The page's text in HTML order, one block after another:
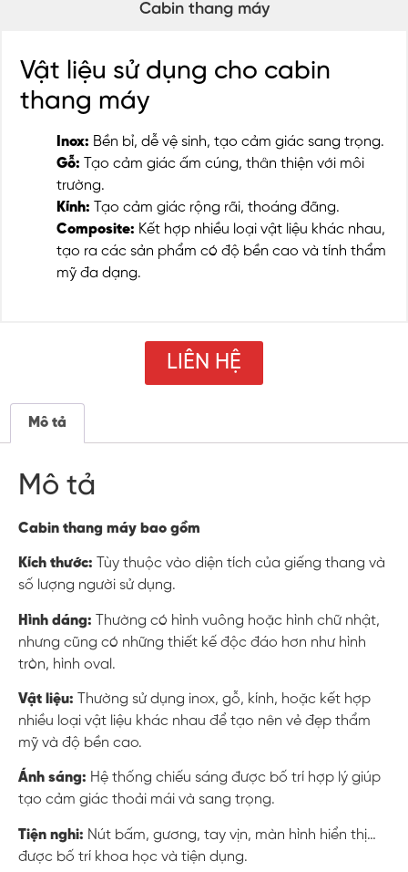
Cabin thang máy
Vật liệu sử dụng cho cabin
thang máy
Inox: Bền bỉ, dễ vệ sinh, tạo cảm giác sang trọng.
Gỗ: Tạo cảm giác ấm cúng, thân thiện với môi
trường.
Kính: Tạo cảm giác rộng rãi, thoáng đãng.
Composite: Kết hợp nhiều loại vật liệu khác nhau,
tạo ra các sản phẩm có độ bền cao và tính thẩm
mỹ đa dạng.
LIÊN HỆ
Mô tả
Mô tả
Cabin thang máy bao gồm
Kích thước: Tùy thuộc vào diện tích của giếng thang và
số lượng người sử dụng.
Hình dáng: Thường có hình vuông hoặc hình chữ nhật,
nhưng cũng có những thiết kế độc đáo hơn như hình
tròn, hình oval.
Vật liệu: Thường sử dụng inox, gỗ, kính, hoặc kết hợp
nhiều loại vật liệu khác nhau để tạo nên vẻ đẹp thẩm
mỹ và độ bền cao.
Ánh sáng: Hệ thống chiếu sáng được bố trí hợp lý giúp
tạo cảm giác thoải mái và sang trọng.
Tiện nghi: Nút bấm, gương, tay vịn, màn hình hiển thị…
được bố trí khoa học và tiện dụng.